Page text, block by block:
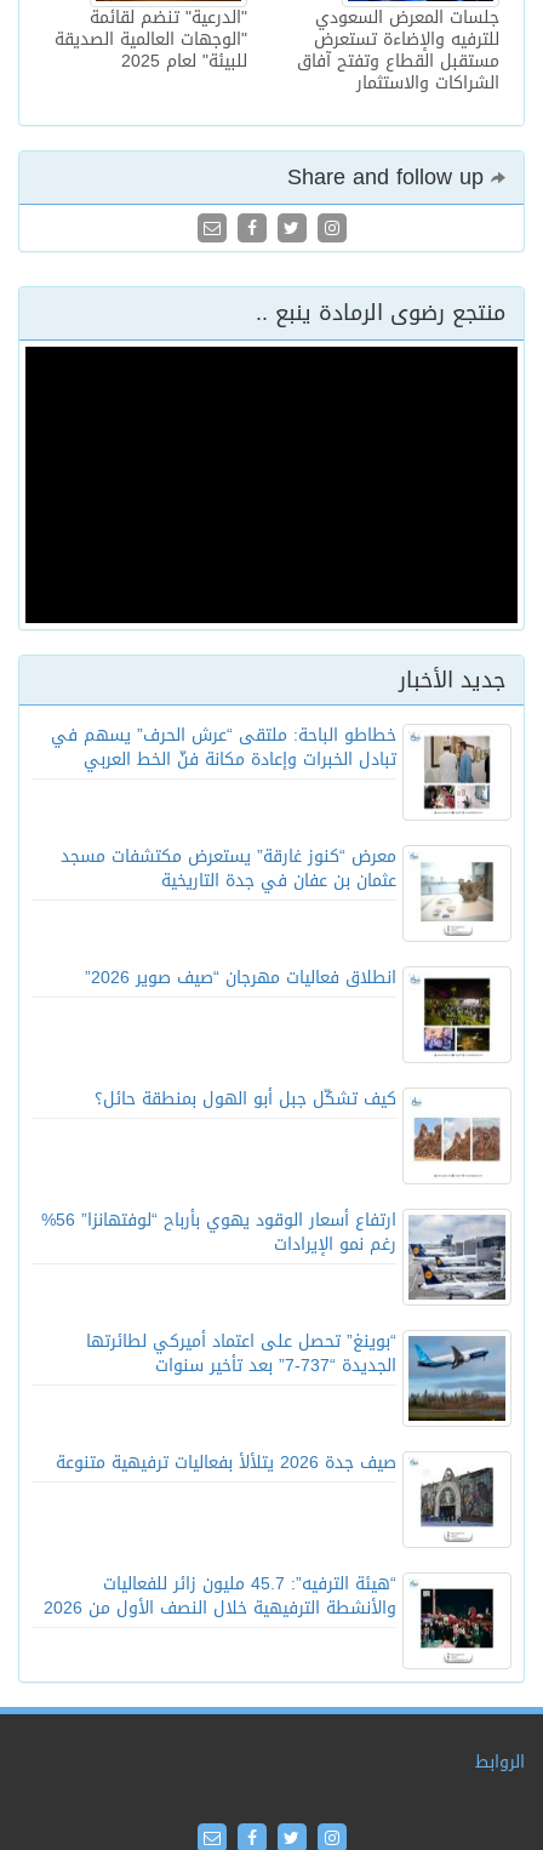
"الدرعية" تنضم لقائمة
"الوجهات العالمية الصديقة
للبيئة" لعام 2025
جلسات المعرض السعودي
للترفيه والإضاءة تستعرض
مستقبل القطاع وتفتح آفاق
الشراكات والاستثمار
منتجع رضوى الرمادة ينبع ..
جديد الأخبار
خطاطو الباحة: ملتقى “عرش الحرف” يسهم في
تبادل الخبرات وإعادة مكانة فنّ الخط العربي
معرض “كنوز غارقة” يستعرض مكتشفات مسجد
عثمان بن عفان في جدة التاريخية
انطلاق فعاليات مهرجان “صيف صوير 2026”
كيف تشكّل جبل أبو الهول بمنطقة حائل؟
ارتفاع أسعار الوقود يهوي بأرباح “لوفتهانزا” 56%
رغم نمو الإيرادات
“بوينغ” تحصل على اعتماد أميركي لطائرتها
الجديدة “737-7” بعد تأخير سنوات
صيف جدة 2026 يتلألأ بفعاليات ترفيهية متنوعة
“هيئة الترفيه”: 45.7 مليون زائر للفعاليات
والأنشطة الترفيهية خلال النصف الأول من 2026
الروابط